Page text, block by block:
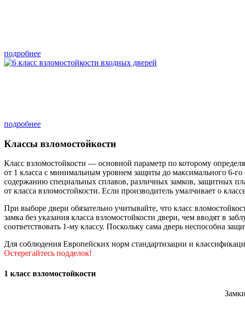
подробнее
подробнее
Классы взломостойкости
Класс взломостойкости — основной параметр по которому
от 1 класса с минимальным уровнем защиты до максимального 6-
содержанию специальных сплавов, различных замков, защитных
от класса взломостойкости. Если производитель умалчивает о
При выборе двери обязательно учитывайте, что класс
замка без указания класса взломостойкости двери, чем вводят в
соответствовать 1-му классу. Поскольку сама дверь неспособна
Для соблюдения Европейских норм стандартизации и
Остерегайтесь подделок!
1 класс взломостойкости